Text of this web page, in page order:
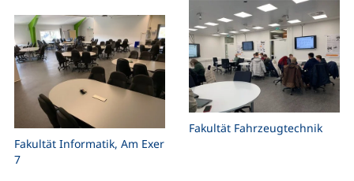
Fakultät Informatik, Am Exer
7
Fakultät Fahrzeugtechnik